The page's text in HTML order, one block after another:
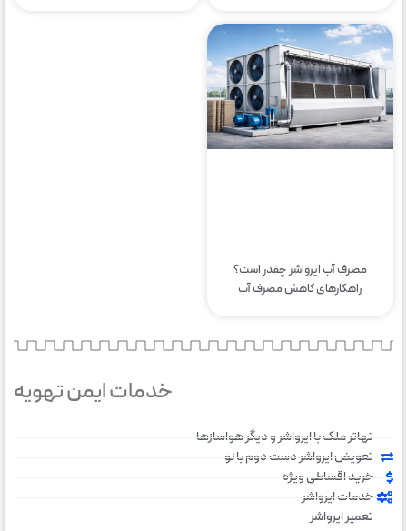
مصرف آب ایرواشر چقدر است؟
راهکارهای کاهش مصرف آب
خدمات ایمن تهویه
تهاتر ملک با ایرواشر و دیگر هواسازها
تعویض ایرواشر دست دوم با نو
خرید اقساطی ویژه
خدمات ایرواشر
تعمیر ایرواشر